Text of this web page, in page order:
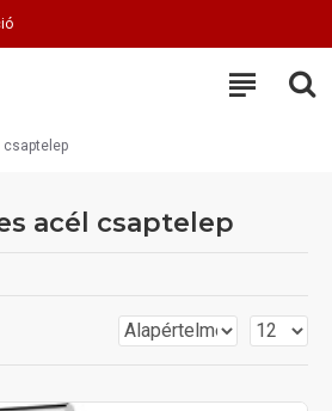
acél csaptelep